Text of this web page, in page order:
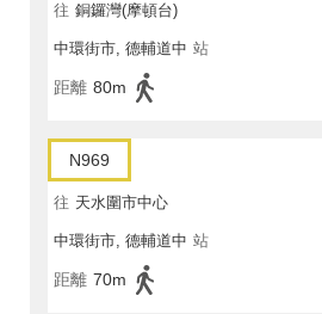
往 銅鑼灣(摩頓台)
中環街市, 德輔道中 站
距離 80m
N969
往 天水圍市中心
中環街市, 德輔道中 站
距離 70m